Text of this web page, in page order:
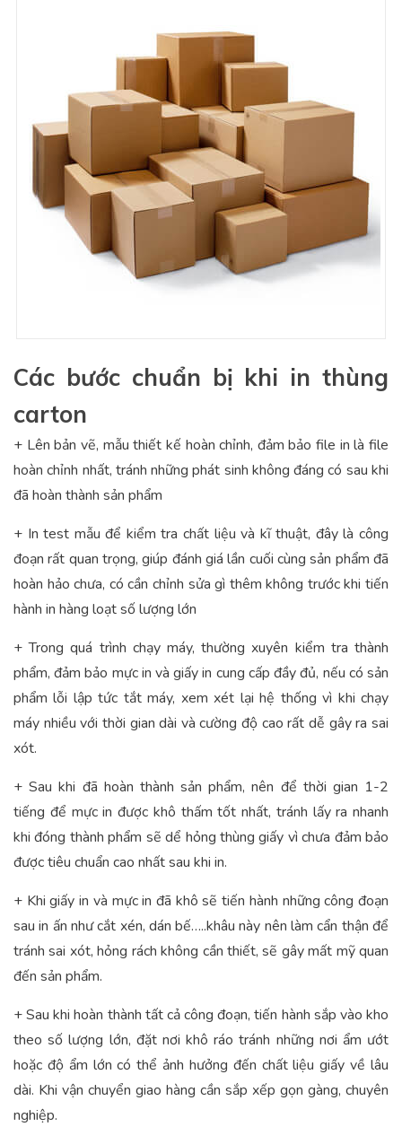
Các bước chuẩn bị khi in thùng
carton
+ Lên bản vẽ, mẫu thiết kế hoàn chỉnh, đảm bảo file in là file
hoàn chỉnh nhất, tránh những phát sinh không đáng có sau khi
đã hoàn thành sản phẩm
+ In test mẫu để kiểm tra chất liệu và kĩ thuật, đây là công
đoạn rất quan trọng, giúp đánh giá lần cuối cùng sản phẩm đã
hoàn hảo chưa, có cần chỉnh sửa gì thêm không trước khi tiến
hành in hàng loạt số lượng lớn
+ Trong quá trình chạy máy, thường xuyên kiểm tra thành
phẩm, đảm bảo mực in và giấy in cung cấp đầy đủ, nếu có sản
phẩm lỗi lập tức tắt máy, xem xét lại hệ thống vì khi chạy
máy nhiều với thời gian dài và cường độ cao rất dễ gây ra sai
xót.
+ Sau khi đã hoàn thành sản phẩm, nên để thời gian 1-2
tiếng để mực in được khô thấm tốt nhất, tránh lấy ra nhanh
khi đóng thành phẩm sẽ dể hỏng thùng giấy vì chưa đảm bảo
được tiêu chuẩn cao nhất sau khi in.
+ Khi giấy in và mực in đã khô sẽ tiến hành những công đoạn
sau in ấn như cắt xén, dán bế…..khâu này nên làm cẩn thận để
tránh sai xót, hỏng rách không cần thiết, sẽ gây mất mỹ quan
đến sản phẩm.
+ Sau khi hoàn thành tất cả công đoạn, tiến hành sắp vào kho
theo số lượng lớn, đặt nơi khô ráo tránh những nơi ẩm ướt
hoặc độ ẩm lớn có thể ảnh hưởng đến chất liệu giấy về lâu
dài. Khi vận chuyển giao hàng cần sắp xếp gọn gàng, chuyên
nghiệp.